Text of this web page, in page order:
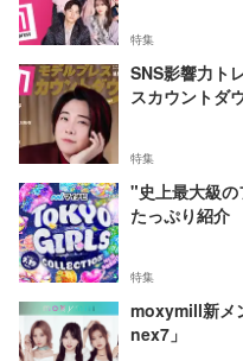
特集
SNS影響力ト
スカウントダ
特集
"史上最大級
たっぷり紹介
特集
moxymill新メ
nex7」